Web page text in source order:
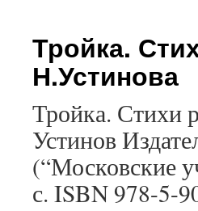
Тройка.
Н.Устинова
Тройка. Стихи
Устинов
(“Московские
с. ISBN 978-5-